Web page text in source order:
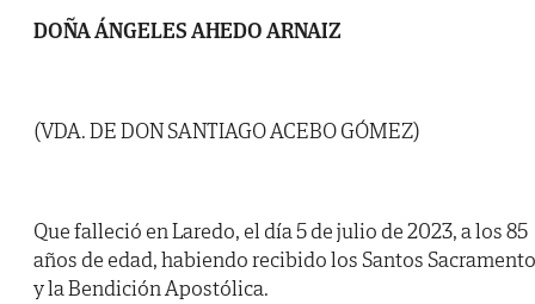
DOÑA ÁNGELES AHEDO ARNAIZ
(VDA. DE DON SANTIAGO ACEBO GÓMEZ)
Que falleció en Laredo, el día 5 de julio de 2023, a los 85
años de edad, habiendo recibido los Santos
y la Bendición Apostólica.